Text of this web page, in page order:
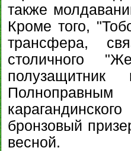
также
Кроме того,
трансфера,
столичного
бронзовый
весной.